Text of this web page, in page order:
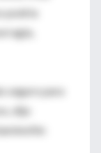
podría
seguro para
dijo